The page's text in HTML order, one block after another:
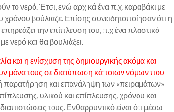
το νερό. Έτσι, ενώ αρχικά ένα π.χ. καραβάκι με
βούλιαζε. Επίσης συνειδητοποίησαν ότι η
την επίπλευση του, π.χ ένα πλαστικό
νερό και θα βουλιάξει.
και η ενίσχυση της δημιουργικής ακόμα και
μόνα τους σε διατύπωση κάποιων νόμων που
παρατήρηση και επανάληψη των «πειραμάτων»
υλικού και επίπλευσης, χρόνου και
τους. Ενθαρρυντικό είναι ότι μέσω